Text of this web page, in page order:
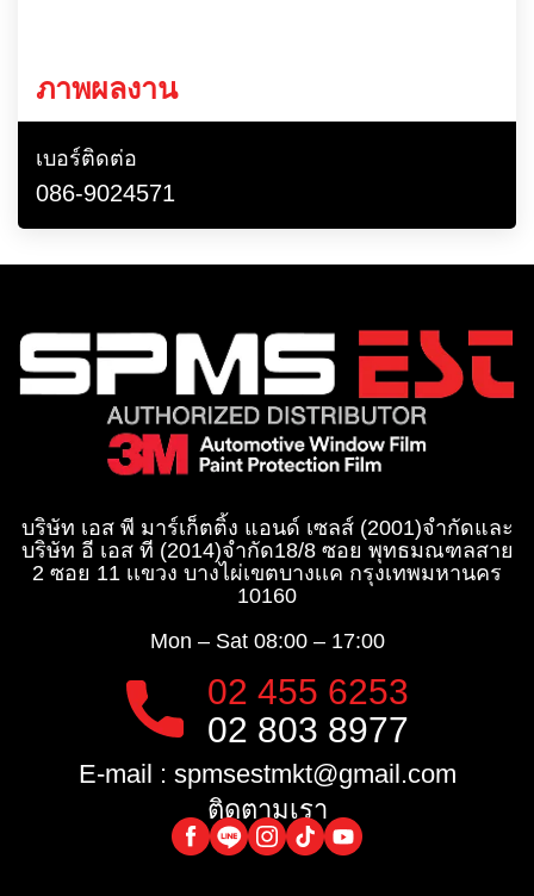
ภาพผลงาน
เบอร์ติดต่อ
086-9024571
บริษัท เอส พี มาร์เก็ตติ้ง แอนด์ เซลส์ (2001)จำกัดและ
บริษัท อี เอส ที (2014)จำกัด​18/8 ซอย พุทธมณฑลสาย
2 ซอย 11 เเขวง บางไผ่เขตบางเเค กรุงเทพมหานคร
10160
Mon – Sat 08:00 – 17:00
02 455 6253
02 803 8977
E-mail : spmsestmkt@gmail.com
ติดตามเรา